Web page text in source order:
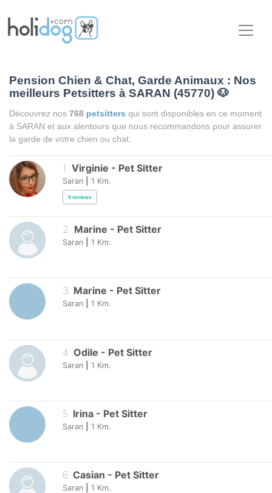
Pension Chien & Chat, Garde Animaux : Nos
meilleurs Petsitters à SARAN (45770) 🐶
Découvrez nos 768 petsitters qui sont disponibles en ce moment
à SARAN et aux alentours que nous recommandons pour assurer
la garde de votre chien ou chat.
1. Virginie - Pet Sitter
Saran 1 Km.
5 reviews
2. Marine - Pet Sitter
Saran 1 Km.
3. Marine - Pet Sitter
Saran 1 Km.
4 Odile - Pet Sitter
Saran 1 Km.
5 Irina - Pet Sitter
Saran 1 Km.
6. Casian - Pet Sitter
Saran 1 Km.